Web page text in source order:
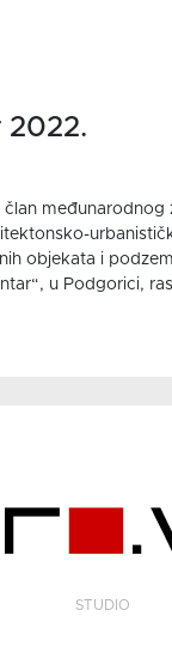
2022.
međunarodnog
objekata i
u Podgorici,
STUDIO